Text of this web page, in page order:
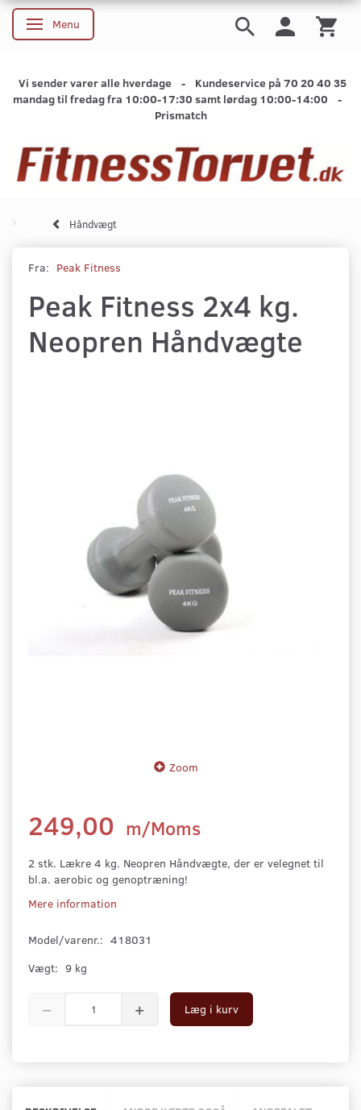
Skifte navigation
Menu
Vi sender varer alle hverdage - Kundeservice på 70 20 40 35
mandag til fredag fra 10:00-17:30 samt lørdag 10:00-14:00 -
Prismatch
Håndvægt
Fra: Peak Fitness
Peak Fitness 2x4 kg.
Neopren Håndvægte
Zoom
249,00 m/Moms
2 stk. Lækre 4 kg. Neopren Håndvægte, der er velegnet til
bl.a. aerobic og genoptræning!
Mere information
Model/varenr.: 418031
Vægt: 9 kg
Læg i kurv